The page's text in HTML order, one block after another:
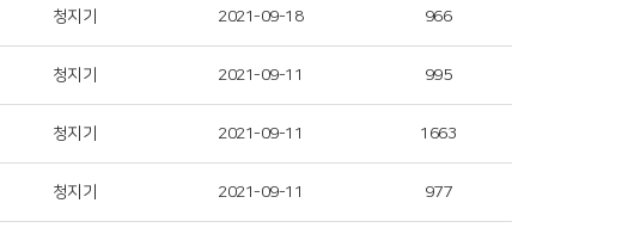
청지기 2021-09-18 966
청지기 2021-09-11 995
청지기 2021-09-11 1663
청지기 2021-09-11 977